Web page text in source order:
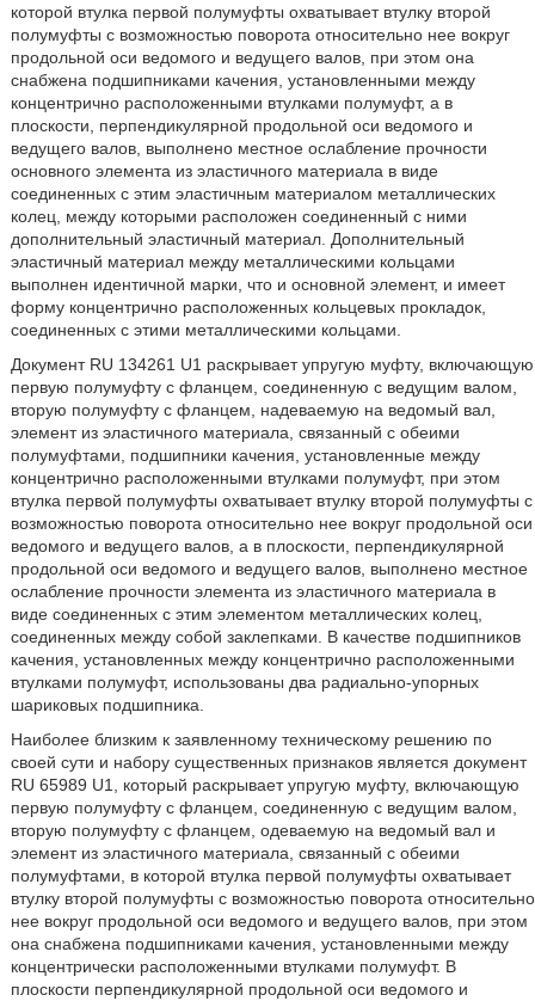
которой втулка первой полумуфты охватывает втулку второй
полумуфты с возможностью поворота относительно нее вокруг
продольной оси ведомого и ведущего валов, при этом она
снабжена подшипниками качения, установленными между
концентрично расположенными втулками полумуфт, а в
плоскости, перпендикулярной продольной оси ведомого и
ведущего валов, выполнено местное ослабление прочности
основного элемента из эластичного материала в виде
соединенных с этим эластичным материалом металлических
колец, между которыми расположен соединенный с ними
дополнительный эластичный материал. Дополнительный
эластичный материал между металлическими кольцами
выполнен идентичной марки, что и основной элемент, и имеет
форму концентрично расположенных кольцевых прокладок,
соединенных с этими металлическими кольцами.
Документ RU 134261 U1 раскрывает упругую муфту, включающую
первую полумуфту с фланцем, соединенную с ведущим валом,
вторую полумуфту с фланцем, надеваемую на ведомый вал,
элемент из эластичного материала, связанный с обеими
полумуфтами, подшипники качения, установленные между
концентрично расположенными втулками полумуфт, при этом
втулка первой полумуфты охватывает втулку второй полумуфты с
возможностью поворота относительно нее вокруг продольной оси
ведомого и ведущего валов, а в плоскости, перпендикулярной
продольной оси ведомого и ведущего валов, выполнено местное
ослабление прочности элемента из эластичного материала в
виде соединенных с этим элементом металлических колец,
соединенных между собой заклепками. В качестве подшипников
качения, установленных между концентрично расположенными
втулками полумуфт, использованы два радиально-упорных
шариковых подшипника.
Наиболее близким к заявленному техническому решению по
своей сути и набору существенных признаков является документ
RU 65989 U1, который раскрывает упругую муфту, включающую
первую полумуфту с фланцем, соединенную с ведущим валом,
вторую полумуфту с фланцем, одеваемую на ведомый вал и
элемент из эластичного материала, связанный с обеими
полумуфтами, в которой втулка первой полумуфты охватывает
втулку второй полумуфты с возможностью поворота относительно
нее вокруг продольной оси ведомого и ведущего валов, при этом
она снабжена подшипниками качения, установленными между
концентрически расположенными втулками полумуфт. В
плоскости перпендикулярной продольной оси ведомого и